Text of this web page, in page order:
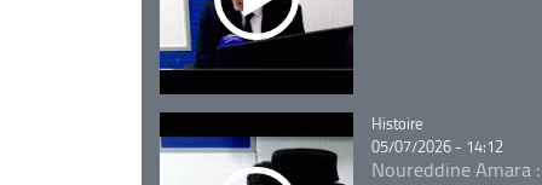
Catégorie
Histoire
05/07/2026 - 14:12
Noureddine Amara